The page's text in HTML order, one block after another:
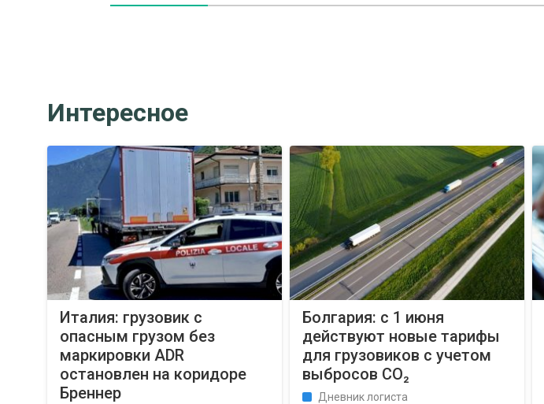
Интересное
Италия: грузовик с
опасным грузом без
маркировки ADR
остановлен на коридоре
Бреннер
Болгария: с 1 июня
действуют новые тарифы
для грузовиков с учетом
выбросов CO₂
Дневник логиста